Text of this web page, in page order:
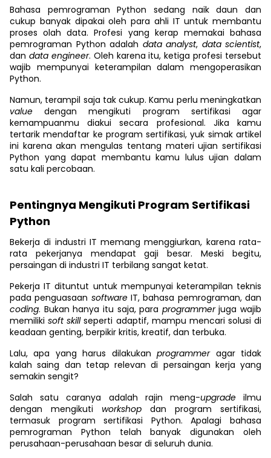
Bahasa pemrograman Python sedang naik daun dan
cukup banyak dipakai oleh para ahli IT untuk membantu
proses olah data. Profesi yang kerap memakai bahasa
pemrograman Python adalah data analyst, data scientist,
dan data engineer. Oleh karena itu, ketiga profesi tersebut
wajib mempunyai keterampilan dalam mengoperasikan
Python.
Namun, terampil saja tak cukup. Kamu perlu meningkatkan
valuedengan mengikuti program sertifikasi agar
kemampuanmu diakui secara profesional. Jika kamu
tertarik mendaftar ke program sertifikasi, yuk simak artikel
ini karena akan mengulas tentang materi ujian sertifikasi
Python yang dapat membantu kamu lulus ujian dalam
satu kali percobaan.
Pentingnya Mengikuti Program Sertifikasi
Python
Bekerja di industri IT memang menggiurkan, karena rata-
rata pekerjanya mendapat gaji besar. Meski begitu,
persaingan di industri IT terbilang sangat ketat.
Pekerja IT dituntut untuk mempunyai keterampilan teknis
pada penguasaan softwareIT, bahasa pemrograman, dan
coding. Bukan hanya itu saja, para programmerjuga wajib
memilikisoft skillseperti adaptif, mampu mencari solusi di
keadaan genting, berpikir kritis, kreatif, dan terbuka.
Lalu, apa yang harus dilakukanprogrammer agar tidak
kalah saing dan tetap relevan di persaingan kerja yang
semakin sengit?
Salah satu caranya adalah rajin meng-upgradeilmu
dengan mengikuti workshop dan program sertifikasi,
termasuk program sertifikasi Python. Apalagi bahasa
pemrograman Python telah banyak digunakan oleh
perusahaan-perusahaan besar di seluruh dunia.